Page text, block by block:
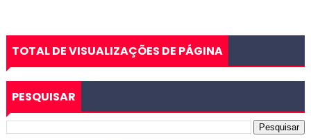
TOTAL DE VISUALIZAÇÕES DE PÁGINA
PESQUISAR